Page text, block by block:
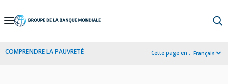
Skip
Navigation
COMPRENDRE LA PAUVRETÉ Cette page en : Français